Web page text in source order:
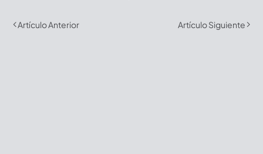
Artículo Anterior Artículo Siguiente